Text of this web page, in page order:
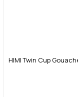
HIMI Twin Cup